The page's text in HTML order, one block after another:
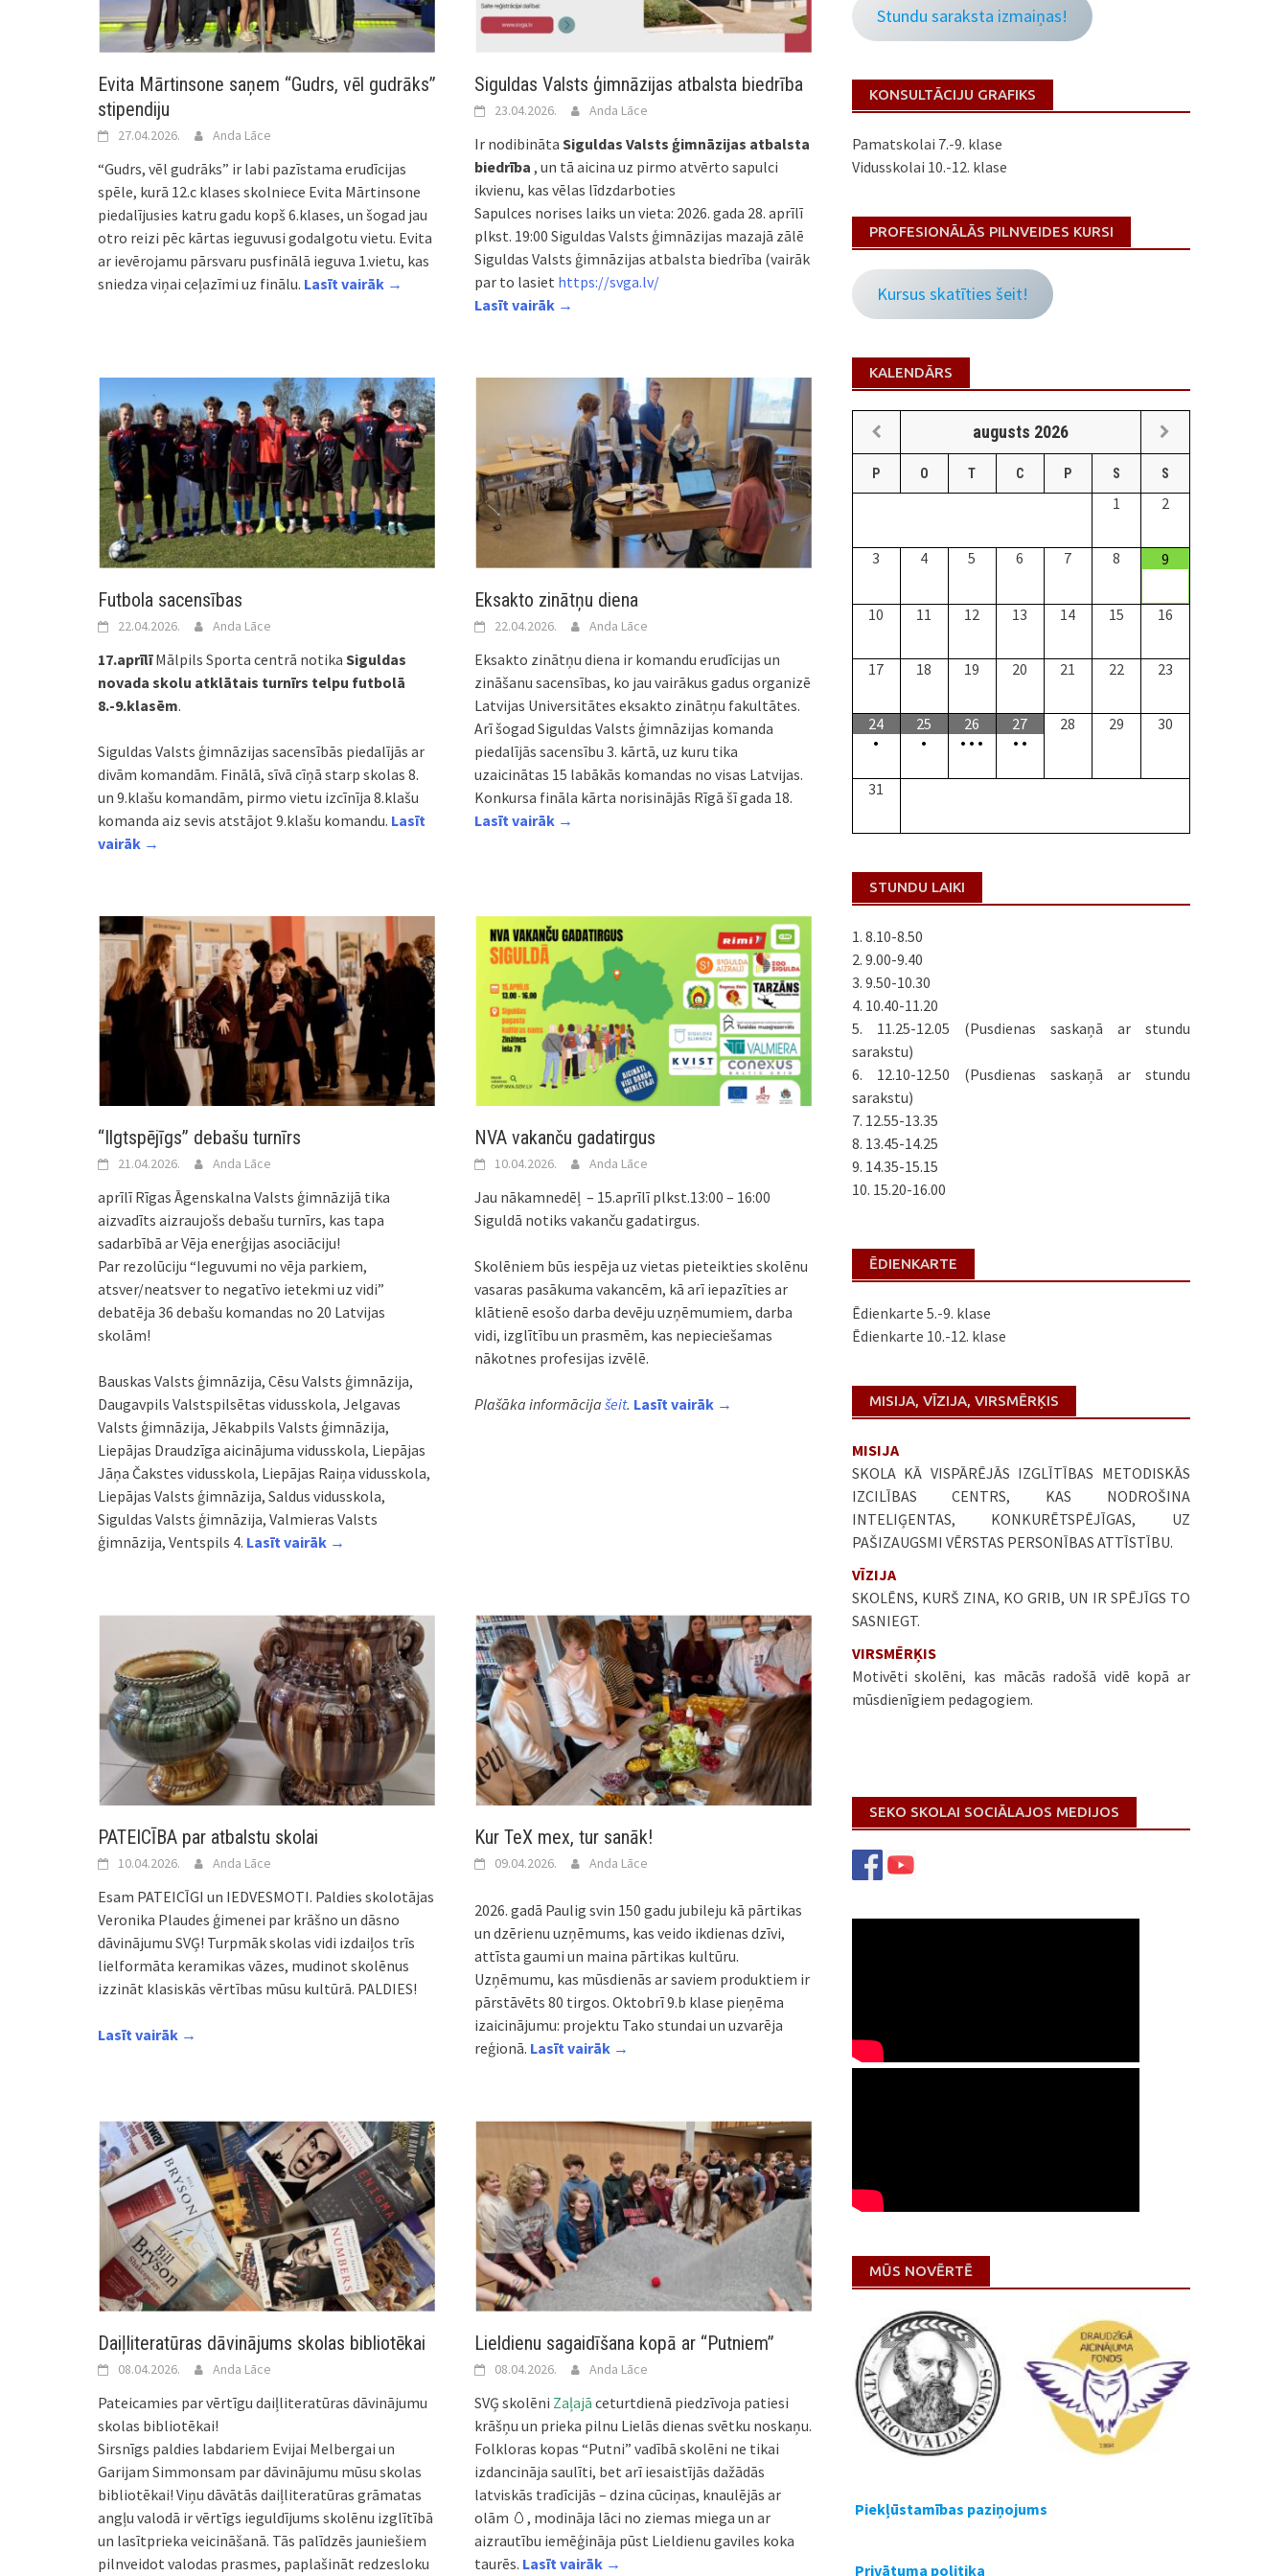
Evita Mārtinsone saņem “Gudrs, vēl gudrāks”
stipendiju
27.04.2026. Anda Lāce
“Gudrs, vēl gudrāks” ir labi pazīstama erudīcijas
spēle, kurā 12.c klases skolniece Evita Mārtinsone
piedalījusies katru gadu kopš 6.klases, un šogad jau
otro reizi pēc kārtas ieguvusi godalgotu vietu. Evita
ar ievērojamu pārsvaru pusfinālā ieguva 1.vietu, kas
sniedza viņai ceļazīmi uz finālu. Lasīt vairāk →
Siguldas Valsts ģimnāzijas atbalsta biedrība
23.04.2026. Anda Lāce
Ir nodibinātaSiguldas Valsts ģimnāzijas atbalsta
biedrība , un tā aicina uz pirmo atvērto sapulci
ikvienu, kas vēlas līdzdarboties
Sapulces norises laiks un vieta: 2026. gada 28. aprīlī
plkst. 19:00 Siguldas Valsts ģimnāzijas mazajā zālē
Siguldas Valsts ģimnāzijas atbalsta biedrība (vairāk
par to lasiet https://svga.lv/
Lasīt vairāk →
Futbola sacensības
22.04.2026. Anda Lāce
17.aprīlīMālpils Sporta centrā notika Siguldas
novada skolu atklātais turnīrs telpu futbolā
8.-9.klasēm.
Siguldas Valsts ģimnāzijas sacensībās piedalījās ar
divām komandām. Finālā, sīvā cīņā starp skolas 8.
un 9.klašu komandām, pirmo vietu izcīnīja 8.klašu
komanda aiz sevis atstājot 9.klašu komandu. Lasīt
vairāk →
Eksakto zinātņu diena
22.04.2026. Anda Lāce
Eksakto zinātņu diena ir komandu erudīcijas un
zināšanu sacensības, ko jau vairākus gadus organizē
Latvijas Universitātes eksakto zinātņu fakultātes.
Arī šogad Siguldas Valsts ģimnāzijas komanda
piedalījās sacensību 3. kārtā, uz kuru tika
uzaicinātas 15 labākās komandas no visas Latvijas.
Konkursa fināla kārta norisinājās Rīgā šī gada 18.
Lasīt vairāk →
“Ilgtspējīgs” debašu turnīrs
21.04.2026. Anda Lāce
aprīlī Rīgas Āgenskalna Valsts ģimnāzijā tika
aizvadīts aizraujošs debašu turnīrs, kas tapa
sadarbībā ar Vēja enerģijas asociāciju!
Par rezolūciju “Ieguvumi no vēja parkiem,
atsver/neatsver to negatīvo ietekmi uz vidi”
debatēja 36 debašu komandas no 20 Latvijas
skolām!
Bauskas Valsts ģimnāzija, Cēsu Valsts ģimnāzija,
Daugavpils Valstspilsētas vidusskola, Jelgavas
Valsts ģimnāzija, Jēkabpils Valsts ģimnāzija,
Liepājas Draudzīga aicinājuma vidusskola, Liepājas
Jāņa Čakstes vidusskola, Liepājas Raiņa vidusskola,
Liepājas Valsts ģimnāzija, Saldus vidusskola,
Siguldas Valsts ģimnāzija, Valmieras Valsts
ģimnāzija, Ventspils 4. Lasīt vairāk →
NVA vakanču gadatirgus
10.04.2026. Anda Lāce
Jau nākamnedēļ – 15.aprīlī plkst.13:00 – 16:00
Siguldā notiks vakanču gadatirgus.
Skolēniem būs iespēja uz vietas pieteikties skolēnu
vasaras pasākuma vakancēm, kā arī iepazīties ar
klātienē esošo darba devēju uzņēmumiem, darba
vidi, izglītību un prasmēm, kas nepieciešamas
nākotnes profesijas izvēlē.
Plašāka informācijašeit. Lasīt vairāk →
PATEICĪBA par atbalstu skolai
10.04.2026. Anda Lāce
Esam PATEICĪGI un IEDVESMOTI. Paldies skolotājas
Veronika Plaudes ģimenei par krāšno un dāsno
dāvinājumu SVĢ! Turpmāk skolas vidi izdaiļos trīs
lielformāta keramikas vāzes, mudinot skolēnus
izzināt klasiskās vērtības mūsu kultūrā. PALDIES!
Lasīt vairāk →
Kur TeX mex, tur sanāk!
09.04.2026. Anda Lāce
2026. gadā Paulig svin 150 gadu jubileju kā pārtikas
un dzērienu uzņēmums, kas veido ikdienas dzīvi,
attīsta gaumi un maina pārtikas kultūru.
Uzņēmumu, kas mūsdienās ar saviem produktiem ir
pārstāvēts 80 tirgos. Oktobrī 9.b klase pieņēma
izaicinājumu: projektu Tako stundai un uzvarēja
reģionā. Lasīt vairāk →
Daiļliteratūras dāvinājums skolas bibliotēkai
08.04.2026. Anda Lāce
Pateicamies par vērtīgu daiļliteratūras dāvinājumu
skolas bibliotēkai!
Sirsnīgs paldies labdariem Evijai Melbergai un
Garijam Simmonsam par dāvinājumu mūsu skolas
bibliotēkai! Viņu dāvātās daiļliteratūras grāmatas
angļu valodā ir vērtīgs ieguldījums skolēnu izglītībā
un lasītprieka veicināšanā. Tās palīdzēs jauniešiem
pilnveidot valodas prasmes, paplašināt redzesloku
Lieldienu sagaidīšana kopā ar “Putniem”
08.04.2026. Anda Lāce
SVĢ skolēni Zaļajā ceturtdienā piedzīvoja patiesi
krāšņu un prieka pilnu Lielās dienas svētku noskaņu.
Folkloras kopas “Putni” vadībā skolēni ne tikai
izdancināja saulīti, bet arī iesaistījās dažādās
latviskās tradīcijās – dzina cūciņas, knaulējās ar
olām 🥚, modināja lāci no ziemas miega un ar
aizrautību iemēģināja pūst Lieldienu gaviles koka
taurēs. Lasīt vairāk →
Stundu saraksta izmaiņas!
KONSULTĀCIJU GRAFIKS
Pamatskolai 7.-9. klase
Vidusskolai 10.-12. klase
PROFESIONĀLĀS PILNVEIDES KURSI
Kursus skatīties šeit!
KALENDĀRS
augusts 2026
P O T C P S S
1 2
3 4 5 6 7 8 9
10 11 12 13 14 15 16
17 18 19 20 21 22 23
24
•
25
•
26
• • •
27
• •
28 29 30
31
STUNDU LAIKI
1. 8.10-8.50
2. 9.00-9.40
3. 9.50-10.30
4. 10.40-11.20
5. 11.25-12.05 (Pusdienas saskaņā ar stundu
sarakstu)
6. 12.10-12.50 (Pusdienas saskaņā ar stundu
sarakstu)
7. 12.55-13.35
8. 13.45-14.25
9. 14.35-15.15
10. 15.20-16.00
ĒDIENKARTE
Ēdienkarte 5.-9. klase
Ēdienkarte 10.-12. klase
MISIJA, VĪZIJA, VIRSMĒRĶIS
MISIJA
SKOLA KĀ VISPĀRĒJĀS IZGLĪTĪBAS METODISKĀS
IZCILĪBAS CENTRS, KAS NODROŠINA
INTELIĢENTAS, KONKURĒTSPĒJĪGAS, UZ
PAŠIZAUGSMI VĒRSTAS PERSONĪBAS ATTĪSTĪBU.
VĪZIJA
SKOLĒNS, KURŠ ZINA, KO GRIB, UN IR SPĒJĪGS TO
SASNIEGT.
VIRSMĒRĶIS
Motivēti skolēni, kas mācās radošā vidē kopā ar
mūsdienīgiem pedagogiem.
SEKO SKOLAI SOCIĀLAJOS MEDIJOS
MŪS NOVĒRTĒ
Piekļūstamības paziņojums
Privātuma politika